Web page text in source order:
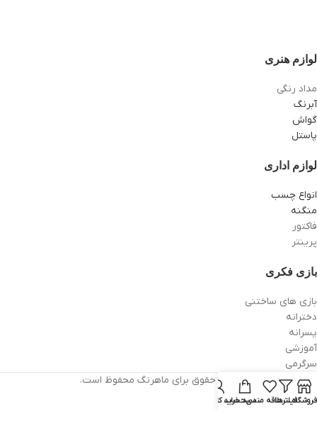
لوازم هنری
مداد رنگی
آبرنگ
گواش
پاستل
لوازم اداری
انواع چسب
منگنه
فاکتور
پرینتر
بازی فکری
بازی های ساختنی
دخترانه
پسرانه
آموزشی
سرگرمی
تمام حقوق برای ماهرنگ محفوظ است.
فروشگاهفیلترهاعلاقه مندیسبد خرید
حساب کاربری من